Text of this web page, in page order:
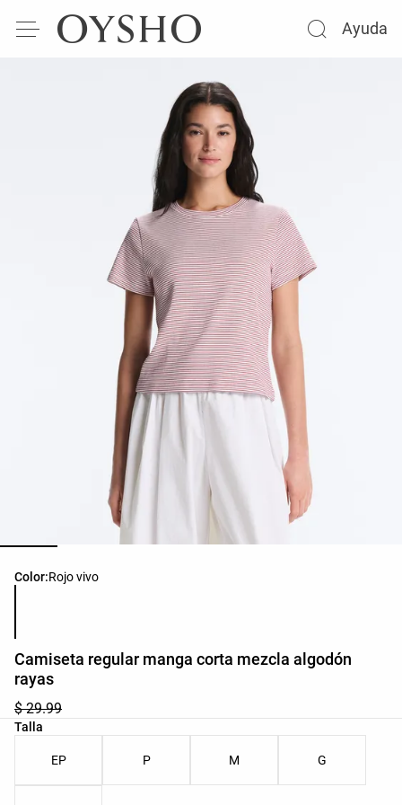
Ayuda
Color:Rojo vivo
Lista de colores del producto
Camiseta regular manga corta mezcla algodón
rayas
$ 29.99
Talla
Lista de tallas del producto
EP P M G